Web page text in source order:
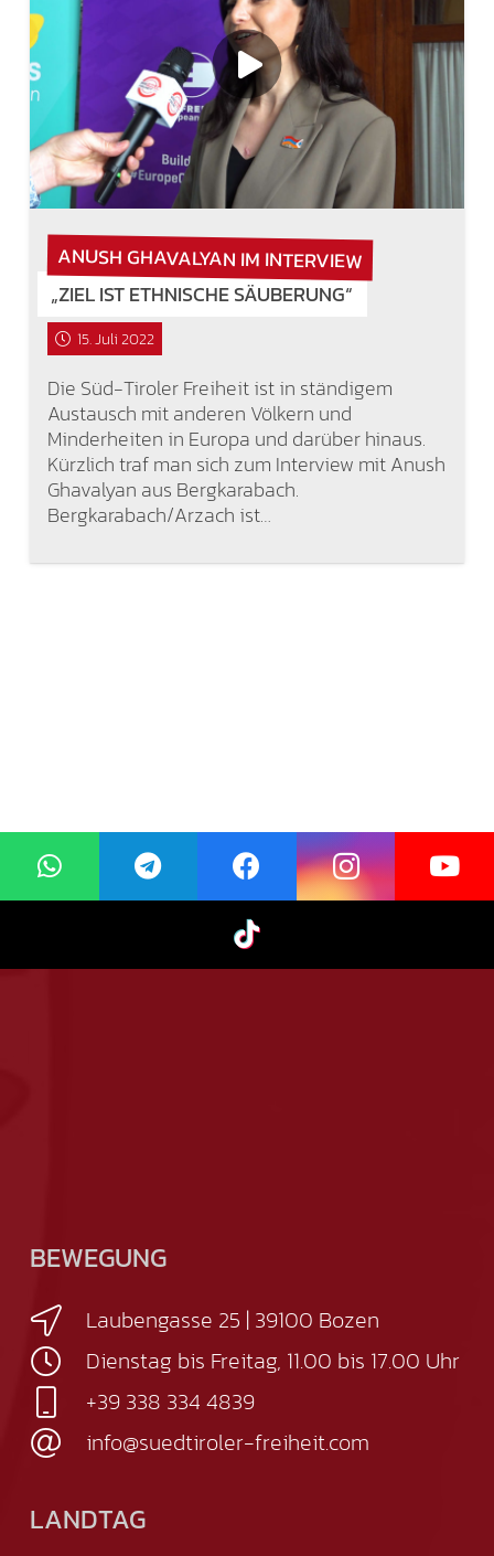
ANUSH GHAVALYAN IM INTERVIEW
„ZIEL IST ETHNISCHE SÄUBERUNG“
15. Juli 2022
Die Süd-Tiroler Freiheit ist in ständigem
Austausch mit anderen Völkern und
Minderheiten in Europa und darüber hinaus.
Kürzlich traf man sich zum Interview mit Anush
Ghavalyan aus Bergkarabach.
Bergkarabach/Arzach ist…
BEWEGUNG
Laubengasse 25 | 39100 Bozen
Dienstag bis Freitag, 11.00 bis 17.00 Uhr
+39 338 334 4839
info@suedtiroler-freiheit.com
LANDTAG